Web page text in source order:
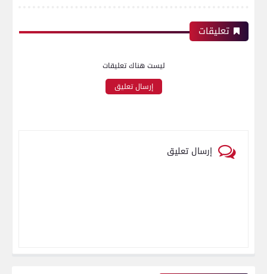
تعليقات
ليست هناك تعليقات
إرسال تعليق
إرسال تعليق